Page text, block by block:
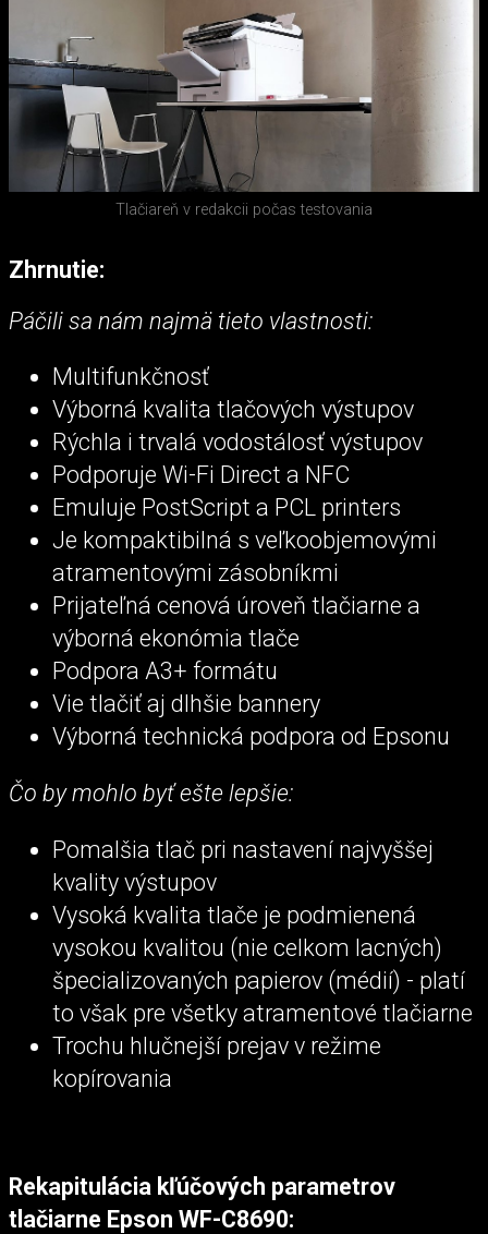
Tlačiareň v redakcii počas testovania
Zhrnutie:
Páčili sa nám najmä tieto vlastnosti:
Multifunkčnosť
Výborná kvalita tlačových výstupov
Rýchla i trvalá vodostálosť výstupov
Podporuje Wi-Fi Direct a NFC
Emuluje PostScript a PCL printers
Je kompaktibilná s veľkoobjemovými
atramentovými zásobníkmi
Prijateľná cenová úroveň tlačiarne a
výborná ekonómia tlače
Podpora A3+ formátu
Vie tlačiť aj dlhšie bannery
Výborná technická podpora od Epsonu
Čo by mohlo byť ešte lepšie:
Pomalšia tlač pri nastavení najvyššej
kvality výstupov
Vysoká kvalita tlače je podmienená
vysokou kvalitou (nie celkom lacných)
špecializovaných papierov (médií) - platí
to však pre všetky atramentové tlačiarne
Trochu hlučnejší prejav v režime
kopírovania
Rekapitulácia kľúčových parametrov
tlačiarne Epson WF-C8690: